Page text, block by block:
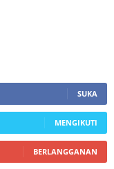
SUKA
MENGIKUTI
BERLANGGANAN